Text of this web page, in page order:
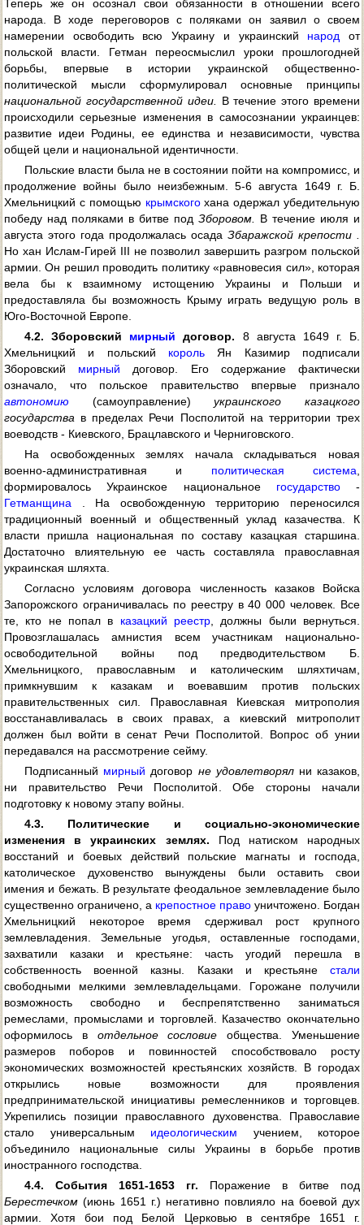
Теперь же он осознал свои обязанности в отношении всего
народа. В ходе переговоров с поляками он заявил о своем
намерении освободить всю Украину и украинский народ от
польской власти. Гетман переосмыслил уроки прошлогодней
борьбы, впервые в истории украинской общественно-
политической мысли сформулировал основные принципы
национальной государственной идеи.
В течение этого времени
происходили серьезные изменения в самосознании украинцев:
развитие идеи Родины, ее единства и независимости, чувства
общей цели и национальной идентичности.
Польские власти была не в состоянии пойти на компромисс, и
продолжение войны было неизбежным. 5-6 августа 1649 г. Б.
Хмельницкий с помощью крымскогохана одержал убедительную
победу над поляками в битве под Зборовом.
В течение июля и
августа этого года продолжалась осада Збаражской крепости .
Но хан Ислам-Гирей III не позволил завершить разгром польской
армии. Он решил проводить политику «равновесия сил», которая
вела бы к взаимному истощению Украины и Польши и
предоставляла бы возможность Крыму играть ведущую роль в
Юго-Восточной Европе.
4.2. Зборовский мирный договор. 8 августа 1649 г. Б.
Хмельницкий и польский король Ян Казимир подписали
Зборовский мирный договор. Его содержание фактически
означало, что польское правительство впервые признало
автономию (самоуправление)украинского казацкого
государства в пределах Речи Посполитой на территории трех
воеводств - Киевского, Брацлавского и Черниговского.
На освобожденных землях начала складываться новая
военно-административная и политическая система
формировалось Украинское национальное государство-
Гетманщина . На освобожденную территорию переносился
традиционный военный и общественный уклад казачества. К
власти пришла национальная по составу казацкая старшина.
Достаточно влиятельную ее часть составляла православная
украинская шляхта.
Согласно условиям договора численность казаков Войска
Запорожского ограничивалась по реестру в 40 000 человек. Все
те, кто не попал в казацкий реестр , должны были вернуться.
Провозглашалась амнистия всем участникам национально-
освободительной войны под предводительством Б.
Хмельницкого, православным и католическим шляхтичам,
примкнувшим к казакам и воевавшим против польских
правительственных сил. Православная Киевская митрополия
восстанавливалась в своих правах, а киевский митрополит
должен был войти в сенат Речи Посполитой. Вопрос об унии
передавался на рассмотрение сейму.
Подписанный мирный договор не удовлетворялни казаков,
ни правительство Речи Посполитой. Обе стороны начали
подготовку к новому этапу войны.
4.3. Политические и социально-экономические
изменения в украинских землях. Под натиском народных
восстаний и боевых действий польские магнаты и господа,
католическое духовенство вынуждены были оставить свои
имения и бежать. В результате феодальное землевладение было
существенно ограничено, а крепостное право уничтожено. Богдан
Хмельницкий некоторое время сдерживал рост крупного
землевладения. Земельные угодья, оставленные господами,
захватили казаки и крестьяне: часть угодий перешла в
собственность военной казны. Казаки и крестьяне стали
свободными мелкими землевладельцами. Горожане получили
возможность свободно и беспрепятственно заниматься
ремеслами, промыслами и торговлей. Казачество окончательно
оформилось в отдельное сословие общества. Уменьшение
размеров поборов и повинностей способствовало росту
экономических возможностей крестьянских хозяйств. В городах
открылись новые возможности для проявления
предпринимательской инициативы ремесленников и торговцев.
Укрепились позиции православного духовенства. Православие
стало универсальным идеологическим учением, которое
объединило национальные силы Украины в борьбе против
иностранного господства.
4.4. События 1651-1653 гг. Поражение в битве под
Берестечком (июнь 1651 г.) негативно повлияло на боевой дух
армии. Хотя бои под Белой Церковью в сентябре 1651 г.